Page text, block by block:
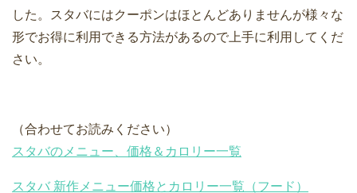
した。スタバにはクーポンはほとんどありませんが様々な
形でお得に利用できる方法があるので上手に利用してくだ
さい。
（合わせてお読みください）
スタバのメニュー、価格＆カロリー一覧
スタバ 新作メニュー価格とカロリー一覧（フード）